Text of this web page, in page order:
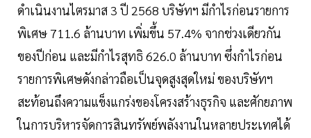
ดำเนินงานไตรมาส 3 ปี 2568 บริษัทฯ มีกำไรก่อนรายการ
พิเศษ 711.6 ล้านบาท เพิ่มขึ้น 57.4% จากช่วงเดียวกัน
ของปีก่อน และมีกำไรสุทธิ 626.0 ล้านบาท ซึ่งกำไรก่อน
รายการพิเศษดังกล่าวถือเป็นจุดสูงสุดใหม่ ของบริษัทฯ
สะท้อนถึงความแข็งแกร่งของโครงสร้างธุรกิจ และศักยภาพ
ในการบริหารจัดการสินทรัพย์พลังงานในหลายประเทศได้